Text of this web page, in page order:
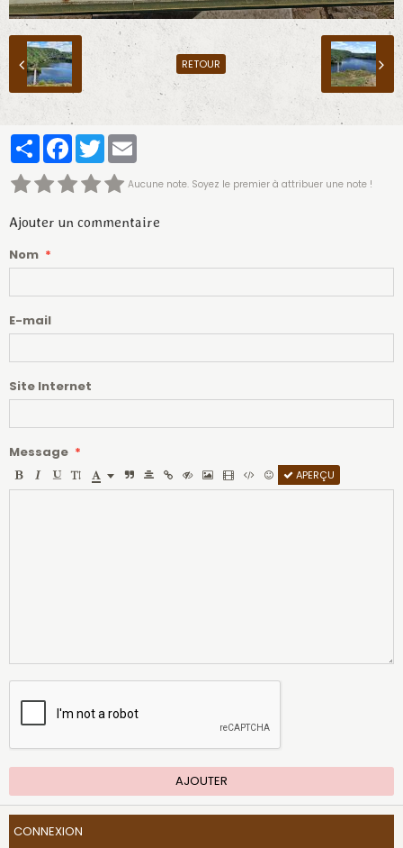
RETOUR
PartagerFacebook
Twitter
Aucune note. Soyez le premier à attribuer une note !
Ajouter un commentaire
Nom
E-mail
Site Internet
Message
APERÇU
AJOUTER
CONNEXION